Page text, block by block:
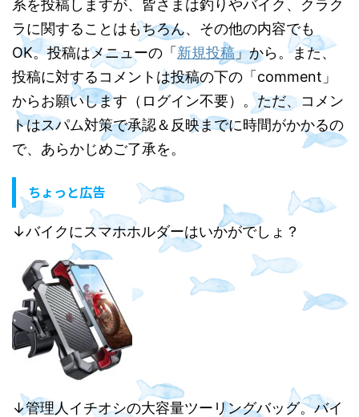
系を投稿しますが、皆さまは釣りやバイク、クラク
ラに関することはもちろん、その他の内容でも
OK。投稿はメニューの「 新規投稿」から。また、
投稿に対するコメントは投稿の下の「comment」
からお願いします（ログイン不要）。ただ、コメン
トはスパム対策で承認＆反映までに時間がかかるの
で、あらかじめご了承を。
ちょっと広告
↓バイクにスマホホルダーはいかがでしょ？
↓管理人イチオシの大容量ツーリングバッグ。バイ